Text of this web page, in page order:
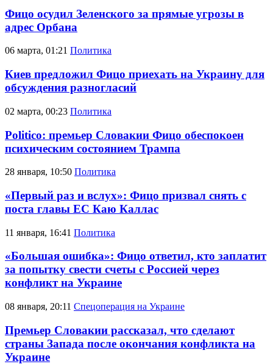
Фицо осудил Зеленского за прямые угрозы в
адрес Орбана
06 марта, 01:21 Политика
Киев предложил Фицо приехать на Украину для
обсуждения разногласий
02 марта, 00:23 Политика
Politico: премьер Словакии Фицо обеспокоен
психическим состоянием Трампа
28 января, 10:50 Политика
«Первый раз и вслух»: Фицо призвал снять с
поста главы ЕС Каю Каллас
11 января, 16:41 Политика
«Большая ошибка»: Фицо ответил, кто заплатит
за попытку свести счеты с Россией через
конфликт на Украине
08 января, 20:11 Спецоперация на Украине
Премьер Словакии рассказал, что сделают
страны Запада после окончания конфликта на
Украине